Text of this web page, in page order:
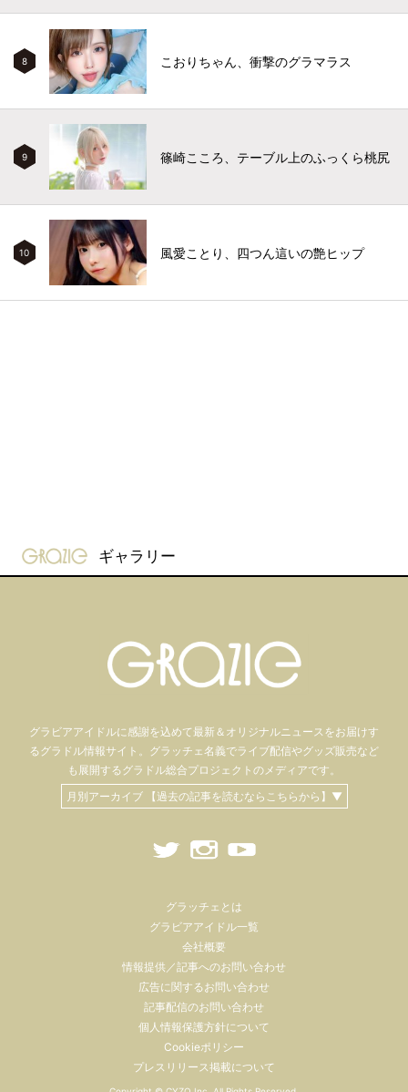
8 こおりちゃん、衝撃のグラマラス
9 篠崎こころ、テーブル上のふっくら桃尻
10 風愛ことり、四つん這いの艶ヒップ
gravure-grazie
ギャラリー
グラビアアイドルに感謝を込めて最新＆オリジナルニュースをお届けす
るグラドル情報サイト。 グラッチェ名義でライブ配信やグッズ販売など
も 展開するグラドル総合プロジェクトのメディアです。
月別アーカイブ 【過去の記事を読むならこちらから】▼
グラッチェとは
グラビアアイドル一覧
会社概要
情報提供／記事へのお問い合わせ
広告に関するお問い合わせ
記事配信のお問い合わせ
個人情報保護方針について
Cookieポリシー
プレスリリース掲載について